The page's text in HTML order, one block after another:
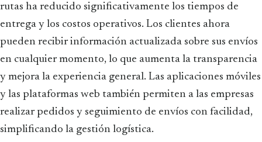
rutas ha reducido significativamente los tiempos de
entrega y los costos operativos. Los clientes ahora
pueden recibir información actualizada sobre sus envíos
en cualquier momento, lo que aumenta la transparencia
y mejora la experiencia general. Las aplicaciones móviles
y las plataformas web también permiten a las empresas
realizar pedidos y seguimiento de envíos con facilidad,
simplificando la gestión logística.